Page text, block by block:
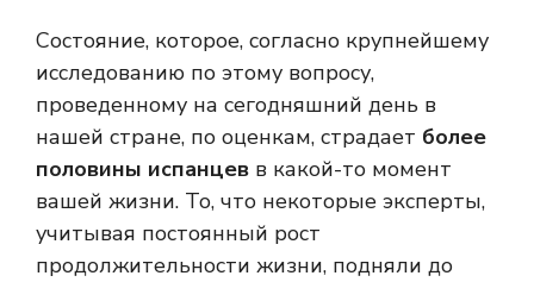
Состояние, которое, согласно крупнейшему
исследованию по этому вопросу,
проведенному на сегодняшний день в
нашей стране, по оценкам, страдает более
половины испанцев в какой-то момент
вашей жизни. То, что некоторые эксперты,
учитывая постоянный рост
продолжительности жизни, подняли до